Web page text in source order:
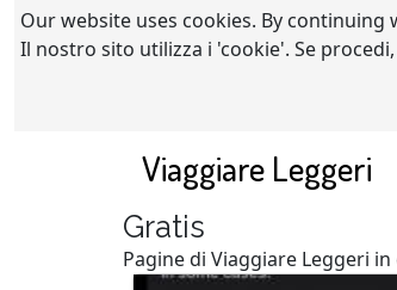
Our website uses cookies. By continuing
Il nostro sito utilizza i 'cookie'. Se
Viaggiare Leggeri
Gratis
Pagine di Viaggiare Leggeri